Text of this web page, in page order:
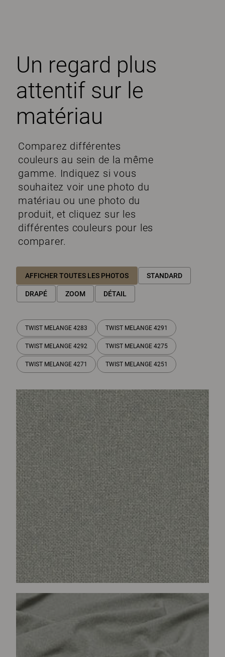
Un regard plus
attentif sur le
matériau
Comparez différentes
couleurs au sein de la même
gamme. Indiquez si vous
souhaitez voir une photo du
matériau ou une photo du
produit, et cliquez sur les
différentes couleurs pour les
comparer.
AFFICHER TOUTES LES PHOTOS STANDARD
DRAPÉ ZOOM DÉTAIL
TWIST MELANGE 4283 TWIST MELANGE 4291
TWIST MELANGE 4292 TWIST MELANGE 4275
TWIST MELANGE 4271 TWIST MELANGE 4251